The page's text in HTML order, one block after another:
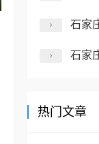
石家
石家庄
热门文章